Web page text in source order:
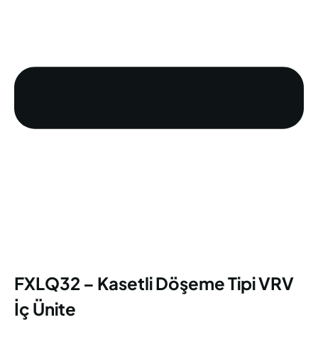
FXLQ32 – Kasetli Döşeme Tipi VRV
İç Ünite